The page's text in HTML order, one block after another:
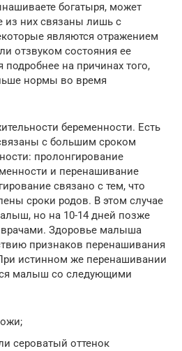
богатыря, может
из них связаны лишь с
являются отражением
отзвуком состояния ее
на причинах того,
нормы во время
беременности. Есть
с большим сроком
пролонгирование
и перенашивание
связано с тем, что
сроки родов. В этом случае
но на 10-14 дней позже
врачами. Здоровье малыша
признаков перенашивания
истинном же перенашивании
малыш со следующими
сероватый оттенок